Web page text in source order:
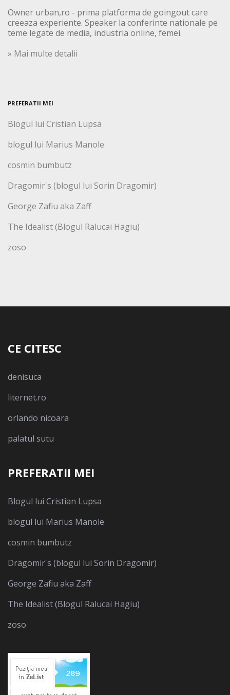
Owner urban,ro - prima platforma de goingout care
creeaza experiente. Speaker la conferinte nationale pe
teme legate de media, industria online, femei.
» Mai multe detalii
PREFERATII MEI
Blogul lui Cristian Lupsa
blogul lui Marius Manole
cosmin bumbutz
Dragomir's (blogul lui Sorin Dragomir)
George Zafiu aka Zaff
The Idealist (Blogul Ralucai Hagiu)
zoso
CE CITESC
denisuca
liternet.ro
orlando nicoara
palatul sutu
PREFERATII MEI
Blogul lui Cristian Lupsa
blogul lui Marius Manole
cosmin bumbutz
Dragomir's (blogul lui Sorin Dragomir)
George Zafiu aka Zaff
The Idealist (Blogul Ralucai Hagiu)
zoso